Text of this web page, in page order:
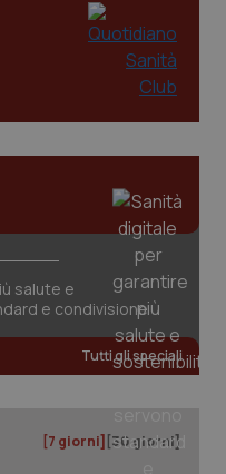
salute e
e condivisione
Tutti gli speciali
[7 giorni] [30 giorni]
www.quotidianosanita.it